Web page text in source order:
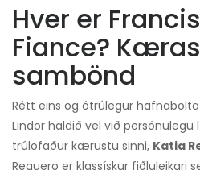
Hver er
Fiance?
sambönd
Rétt eins og ótrúlegur
Lindor haldið vel við persónulegu
trúlofaður kærustu sinni, Katia
Reguero er klassískur fiðluleikari